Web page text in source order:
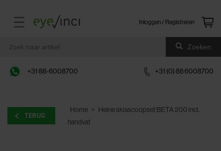
Inloggen / Registreren
Zoeken
+31 88-6008700 +31 (0) 88 6008700
TERUG
Home > Heine skiascoopset BETA 200 incl.
handvat